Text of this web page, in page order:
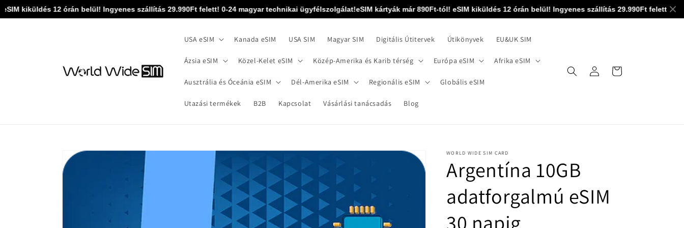
kiküldés 12 órán belül! Ingyenes szállítás 29.990Ft felett! 0-24 magyar technikai ügyfélszolgálat!eSIM kártyák már 890Ft-tól! eSIM kiküldés 12 órán belül! Ingyenes szállítás 29.990Ft felett! 0-24
Ugrás a
tartalomhoz
USA eSIM Kanada eSIM USA SIM Magyar SIM Digitális Útitervek Útikönyvek EU&UK SIM
Ázsia eSIM Közel-Kelet eSIM Közép-Amerika és Karib térség Európa eSIM Afrika eSIM
Ausztrália és Óceánia eSIM Dél-Amerika eSIM Regionális eSIM Globális eSIM
Utazási termékek B2B Kapcsolat Vásárlási tanácsadás Blog
BejelentkezésKosár
Kihagyás, és
ugrás a
termékadatokra
WORLD WIDE SIM CARD
Argentína 10GB
adatforgalmú eSIM
30 napig